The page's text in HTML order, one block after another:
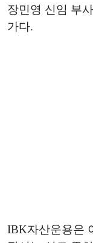
장민영 신임 부
가다.
IBK자산운용은